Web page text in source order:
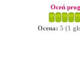
Oceń
Ocena: 5 (1